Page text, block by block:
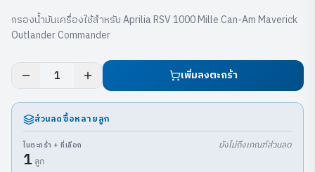
กรองน้ำมันเครื่องใช้สำหรับ Aprilia RSV 1000 Mille Can-Am Maverick
Outlander Commander
1 เพิ่มลงตะกร้า
ส่วนลดซื้อหลายลูก
ในตะกร้า + ที่เลือก
1 ลูก
ยังไม่ถึงเกณฑ์ส่วนลด